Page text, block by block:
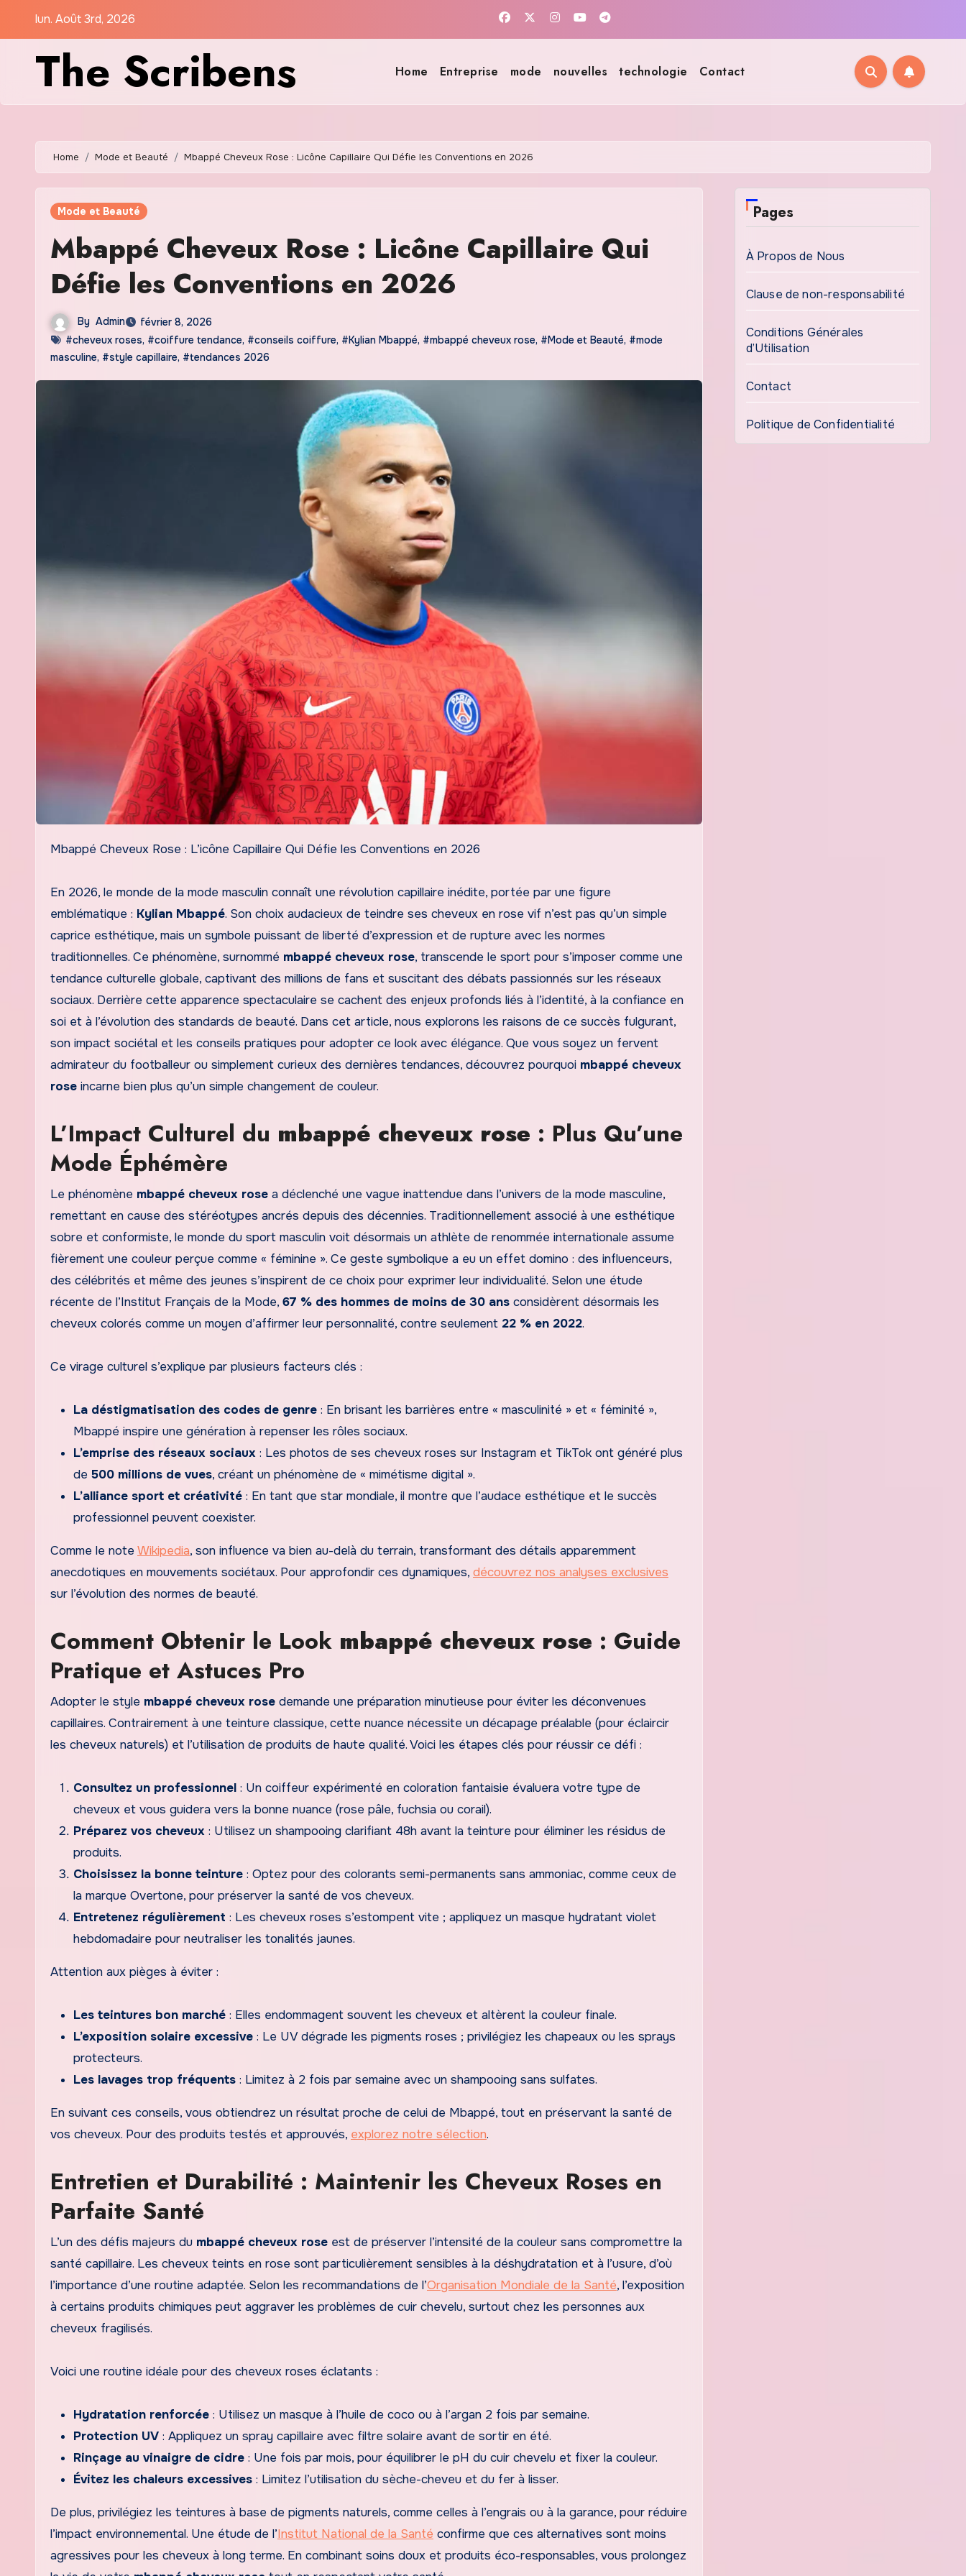
lun. Août 3rd, 2026
The Scribens Home Entreprise mode nouvelles technologie Contact
Home Mode et Beauté Mbappé Cheveux Rose : Licône Capillaire Qui Défie les Conventions en 2026
Mode et Beauté
Mbappé Cheveux Rose : Licône Capillaire Qui
Défie les Conventions en 2026
By Admin
février 8, 2026
#cheveux roses, #coiffure tendance, #conseils coiffure, #Kylian Mbappé, #mbappé cheveux rose, #Mode et Beauté, #mode
masculine, #style capillaire, #tendances 2026
Mbappé Cheveux Rose : L’icône Capillaire Qui Défie les Conventions en 2026
En 2026, le monde de la mode masculin connaît une révolution capillaire inédite, portée par une figure
emblématique : Kylian Mbappé. Son choix audacieux de teindre ses cheveux en rose vif n’est pas qu’un simple
caprice esthétique, mais un symbole puissant de liberté d’expression et de rupture avec les normes
traditionnelles. Ce phénomène, surnommé mbappé cheveux rose, transcende le sport pour s’imposer comme une
tendance culturelle globale, captivant des millions de fans et suscitant des débats passionnés sur les réseaux
sociaux. Derrière cette apparence spectaculaire se cachent des enjeux profonds liés à l’identité, à la confiance en
soi et à l’évolution des standards de beauté. Dans cet article, nous explorons les raisons de ce succès fulgurant,
son impact sociétal et les conseils pratiques pour adopter ce look avec élégance. Que vous soyez un fervent
admirateur du footballeur ou simplement curieux des dernières tendances, découvrez pourquoi mbappé cheveux
rose incarne bien plus qu’un simple changement de couleur.
L’Impact Culturel du mbappé cheveux rose : Plus Qu’une
Mode Éphémère
Le phénomène mbappé cheveux rose a déclenché une vague inattendue dans l’univers de la mode masculine,
remettant en cause des stéréotypes ancrés depuis des décennies. Traditionnellement associé à une esthétique
sobre et conformiste, le monde du sport masculin voit désormais un athlète de renommée internationale assume
fièrement une couleur perçue comme « féminine ». Ce geste symbolique a eu un effet domino : des influenceurs,
des célébrités et même des jeunes s’inspirent de ce choix pour exprimer leur individualité. Selon une étude
récente de l’Institut Français de la Mode, 67 % des hommes de moins de 30 ans considèrent désormais les
cheveux colorés comme un moyen d’affirmer leur personnalité, contre seulement 22 % en 2022.
Ce virage culturel s’explique par plusieurs facteurs clés :
La déstigmatisation des codes de genre : En brisant les barrières entre « masculinité » et « féminité »,
Mbappé inspire une génération à repenser les rôles sociaux.
L’emprise des réseaux sociaux : Les photos de ses cheveux roses sur Instagram et TikTok ont généré plus
de 500 millions de vues, créant un phénomène de « mimétisme digital ».
L’alliance sport et créativité : En tant que star mondiale, il montre que l’audace esthétique et le succès
professionnel peuvent coexister.
Comme le note Wikipedia, son influence va bien au-delà du terrain, transformant des détails apparemment
anecdotiques en mouvements sociétaux. Pour approfondir ces dynamiques, découvrez nos analyses exclusives
sur l’évolution des normes de beauté.
Comment Obtenir le Look mbappé cheveux rose : Guide
Pratique et Astuces Pro
Adopter le style mbappé cheveux rose demande une préparation minutieuse pour éviter les déconvenues
capillaires. Contrairement à une teinture classique, cette nuance nécessite un décapage préalable (pour éclaircir
les cheveux naturels) et l’utilisation de produits de haute qualité. Voici les étapes clés pour réussir ce défi :
Consultez un professionnel : Un coiffeur expérimenté en coloration fantaisie évaluera votre type de
cheveux et vous guidera vers la bonne nuance (rose pâle, fuchsia ou corail).
Préparez vos cheveux : Utilisez un shampooing clarifiant 48h avant la teinture pour éliminer les résidus de
produits.
Choisissez la bonne teinture : Optez pour des colorants semi-permanents sans ammoniac, comme ceux de
la marque Overtone, pour préserver la santé de vos cheveux.
Entretenez régulièrement : Les cheveux roses s’estompent vite ; appliquez un masque hydratant violet
hebdomadaire pour neutraliser les tonalités jaunes.
Attention aux pièges à éviter :
Les teintures bon marché : Elles endommagent souvent les cheveux et altèrent la couleur finale.
L’exposition solaire excessive : Le UV dégrade les pigments roses ; privilégiez les chapeaux ou les sprays
protecteurs.
Les lavages trop fréquents : Limitez à 2 fois par semaine avec un shampooing sans sulfates.
En suivant ces conseils, vous obtiendrez un résultat proche de celui de Mbappé, tout en préservant la santé de
vos cheveux. Pour des produits testés et approuvés, explorez notre sélection.
Entretien et Durabilité : Maintenir les Cheveux Roses en
Parfaite Santé
L’un des défis majeurs du mbappé cheveux rose est de préserver l’intensité de la couleur sans compromettre la
santé capillaire. Les cheveux teints en rose sont particulièrement sensibles à la déshydratation et à l’usure, d’où
l’importance d’une routine adaptée. Selon les recommandations de l’Organisation Mondiale de la Santé, l’exposition
à certains produits chimiques peut aggraver les problèmes de cuir chevelu, surtout chez les personnes aux
cheveux fragilisés.
Voici une routine idéale pour des cheveux roses éclatants :
Hydratation renforcée : Utilisez un masque à l’huile de coco ou à l’argan 2 fois par semaine.
Protection UV : Appliquez un spray capillaire avec filtre solaire avant de sortir en été.
Rinçage au vinaigre de cidre : Une fois par mois, pour équilibrer le pH du cuir chevelu et fixer la couleur.
Évitez les chaleurs excessives : Limitez l’utilisation du sèche-cheveu et du fer à lisser.
De plus, privilégiez les teintures à base de pigments naturels, comme celles à l’engrais ou à la garance, pour réduire
l’impact environnemental. Une étude de l’Institut National de la Santé confirme que ces alternatives sont moins
agressives pour les cheveux à long terme. En combinant soins doux et produits éco-responsables, vous prolongez
Pages
À Propos de Nous
Clause de non-responsabilité
Conditions Générales
d’Utilisation
Contact
Politique de Confidentialité